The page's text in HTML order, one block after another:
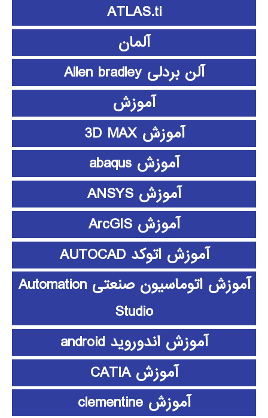
ATLAS.ti
آلمان
آلن بردلی Allen bradley
آموزش
آموزش 3D MAX
آموزش abaqus
آموزش ANSYS
آموزش ArcGIS
آموزش اتوکد AUTOCAD
آموزش اتوماسیون صنعتی Automation
Studio
آموزش اندوروید android
آموزش CATIA
آموزش clementine